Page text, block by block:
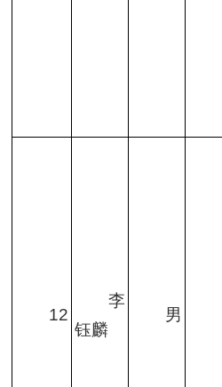
12
李
钰麟
男